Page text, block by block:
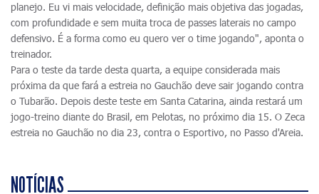
planejo. Eu vi mais velocidade, definição mais objetiva das jogadas,
com profundidade e sem muita troca de passes laterais no campo
defensivo. É a forma como eu quero ver o time jogando", aponta o
treinador.
Para o teste da tarde desta quarta, a equipe considerada mais
próxima da que fará a estreia no Gauchão deve sair jogando contra
o Tubarão. Depois deste teste em Santa Catarina, ainda restará um
jogo-treino diante do Brasil, em Pelotas, no próximo dia 15. O Zeca
estreia no Gauchão no dia 23, contra o Esportivo, no Passo d'Areia.
NOTÍCIAS